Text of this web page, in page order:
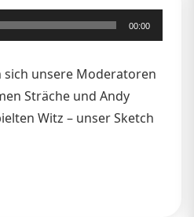
00:00
sich unsere Moderatoren
Sträche und Andy
Witz – unser Sketch